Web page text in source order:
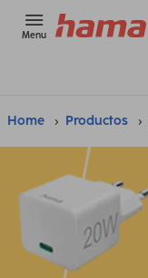
Menu
Home Productos